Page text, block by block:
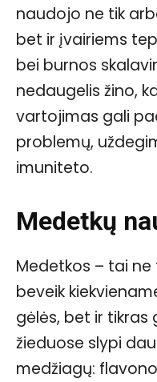
naudojo ne tik
bet ir įvairiems
bei burnos
nedaugelis žino,
vartojimas gali
problemų,
imuniteto.
Medetkų
Medetkos – tai ne
beveik
gėlės, bet ir
žieduose slypi
medžiagų: